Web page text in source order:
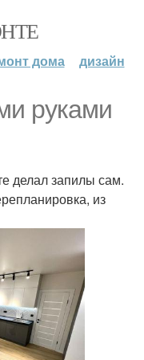
дома дизайн
руками
делал запилы сам.
из